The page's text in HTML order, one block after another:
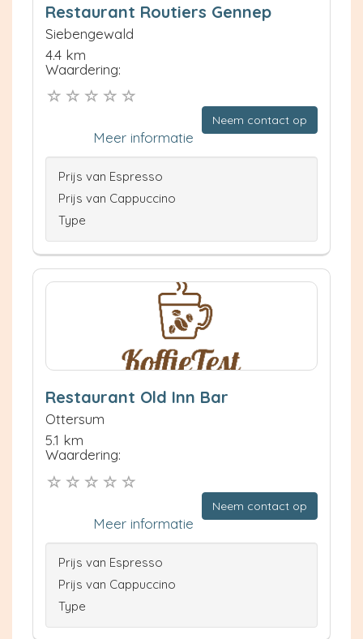
Restaurant Routiers Gennep
Siebengewald
4.4 km
Waardering:
Neem contact op
Meer informatie
Prijs van Espresso
Prijs van Cappuccino
Type
Restaurant Old Inn Bar
Ottersum
5.1 km
Waardering:
Neem contact op
Meer informatie
Prijs van Espresso
Prijs van Cappuccino
Type